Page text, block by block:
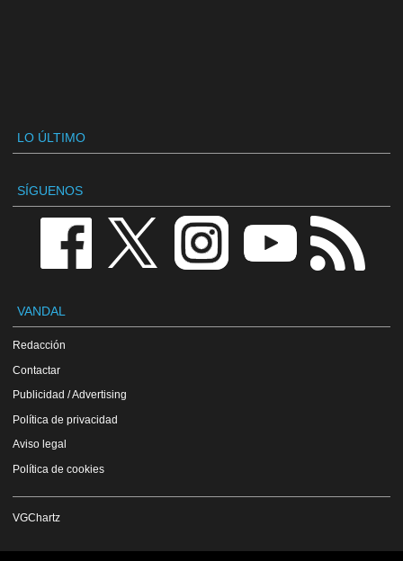
LO ÚLTIMO
SÍGUENOS
VANDAL
Redacción
Contactar
Publicidad / Advertising
Política de privacidad
Aviso legal
Política de cookies
VGChartz